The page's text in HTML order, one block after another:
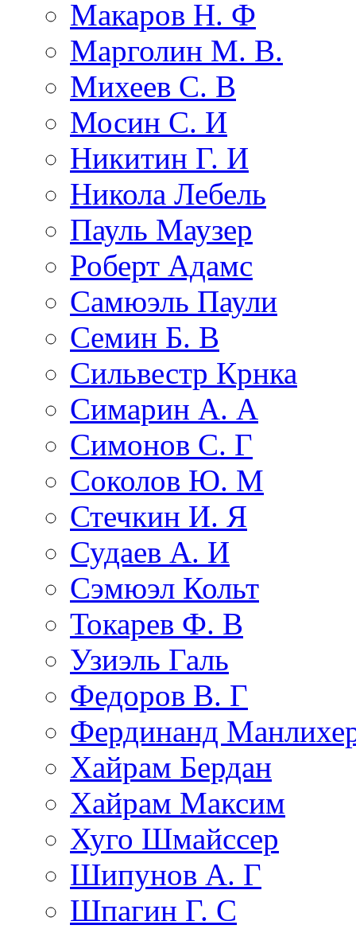
Макаров Н. Ф
Марголин М. В.
Михеев С. В
Мосин С. И
Никитин Г. И
Никола Лебель
Пауль Маузер
Роберт Адамс
Самюэль Паули
Семин Б. В
Сильвестр Крнка
Симарин А. А
Симонов С. Г
Соколов Ю. М
Стечкин И. Я
Судаев А. И
Сэмюэл Кольт
Токарев Ф. В
Узиэль Галь
Федоров В. Г
Фердинанд
Хайрам Бердан
Хайрам Максим
Хуго Шмайссер
Шипунов А. Г
Шпагин Г. С